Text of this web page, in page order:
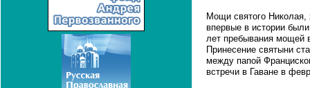
Мощи святого Николая,
впервые в истории
лет пребывания мощей
Принесение святыни
между папой
встречи в Гаване в